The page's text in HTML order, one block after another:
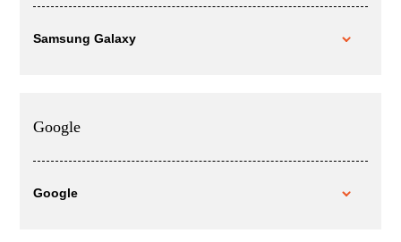
Samsung Galaxy
Google
Google